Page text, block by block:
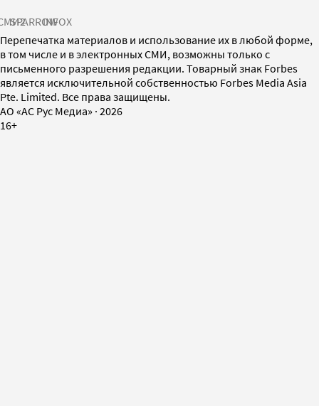
SPARROWINFOX
Перепечатка материалов и использование их в любой форме,
в том числе и в электронных СМИ, возможны только с
письменного разрешения редакции. Товарный знак Forbes
является исключительной собственностью Forbes Media Asia
Pte. Limited. Все права защищены.
AO «АС Рус Медиа» · 2026
16+